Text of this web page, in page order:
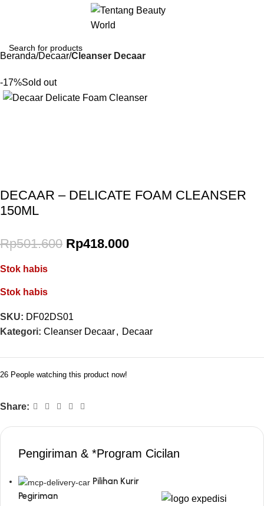
Beranda Decaar Cleanser Decaar
-17%Sold out
DECAAR – DELICATE FOAM CLEANSER
150ML
Rp501.600 Rp418.000
Stok habis
Stok habis
SKU: DF02DS01
Kategori: Cleanser Decaar, Decaar
26 People watching this product now!
Share:
Pengiriman & *Program Cicilan
Pilihan Kurir
Pegiriman